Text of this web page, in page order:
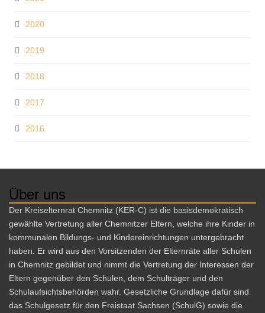
2020
2019
2018
2017
2016
Über uns
Der Kreiselternrat Chemnitz (KER-C) ist die basisdemokratisch
gewählte Vertretung aller Chemnitzer Eltern, welche ihre Kinder in
kommunalen Bildungs- und Kindereinrichtungen untergebracht
haben. Er wird aus den Vorsitzenden der Elternräte aller Schulen
in Chemnitz gebildet und nimmt die Vertretung der Interessen der
Eltern gegenüber den Schulen, dem Schulträger und den
Schulaufsichtsbehörden wahr. Gesetzliche Grundlage dafür sind
das Schulgesetz für den Freistaat Sachsen (SchulG) sowie die